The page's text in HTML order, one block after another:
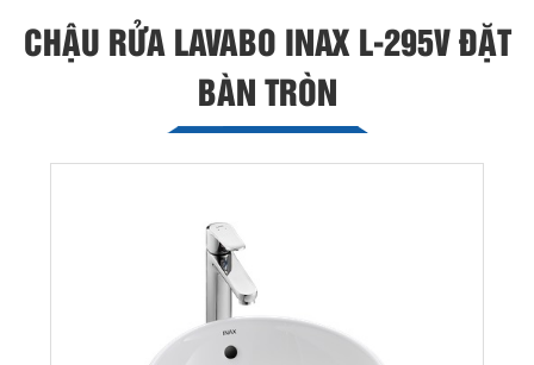
CHẬU RỬA LAVABO INAX L-295V ĐẶT
BÀN TRÒN